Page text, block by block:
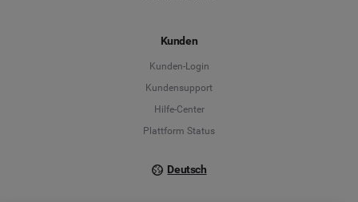
Kunden
Kunden-Login
Kundensupport
Hilfe-Center
Plattform Status
Deutsch